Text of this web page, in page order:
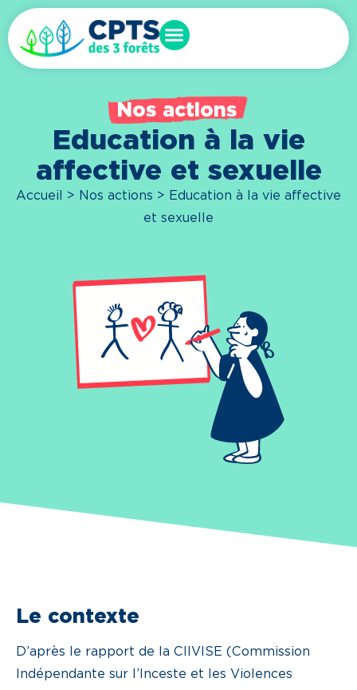
Nos actions
Education à la vie
affective et sexuelle
Accueil > Nos actions > Education à la vie affective
et sexuelle
Le contexte
D’après le rapport de la CIIVISE (Commission
Indépendante sur l’Inceste et les Violences